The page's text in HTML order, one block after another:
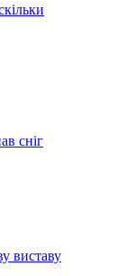
сніг
виставу